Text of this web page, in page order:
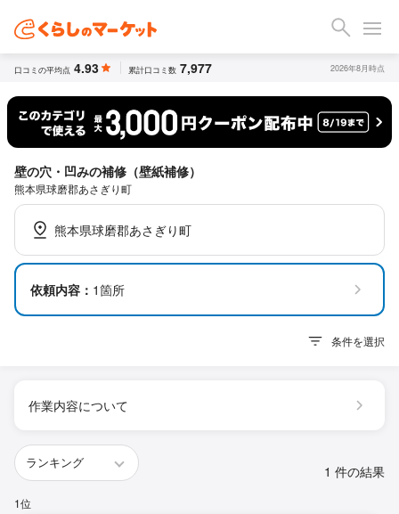
口コミの平均点 4.93 累計口コミ数 7,977 2026年8月時点
壁の穴・凹みの補修（壁紙補修）
熊本県球磨郡あさぎり町
熊本県球磨郡あさぎり町
依頼内容： 1箇所
条件を選択
作業内容について
1 件の結果
1位